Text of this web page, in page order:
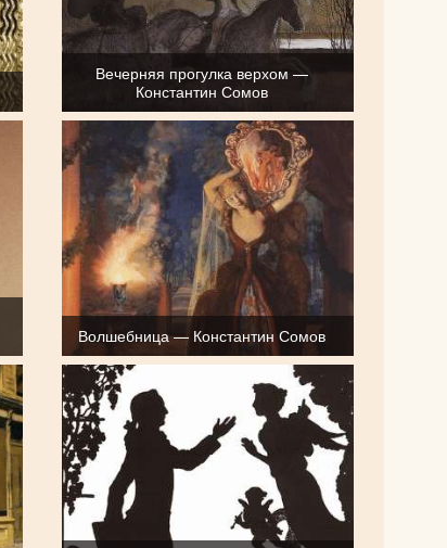
Вечерняя прогулка верхом —
Константин Сомов
Волшебница — Константин Сомов